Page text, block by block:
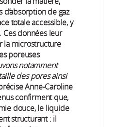
d’absorption de gaz
totale accessible, y
données leur
la microstructure
poreuses
notamment
des pores ainsi
Anne-Caroline
confirment que,
douce, le liquide
structurant : il